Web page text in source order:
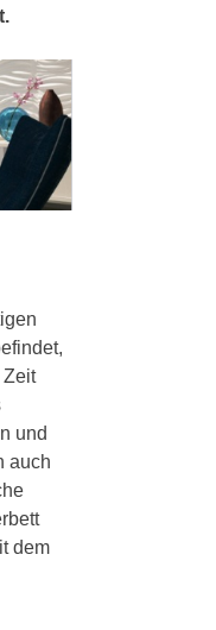
Zeit
und
auch
dem